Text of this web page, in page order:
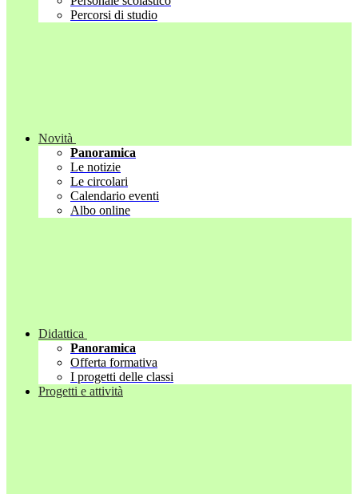
Percorsi di studio
Novità
Panoramica
Le notizie
Le circolari
Calendario eventi
Albo online
Didattica
Panoramica
Offerta formativa
I progetti delle classi
Progetti e attività